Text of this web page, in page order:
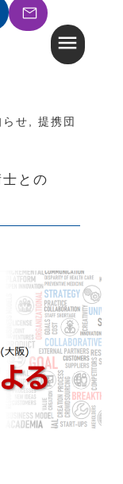
らせ, 提携団
との